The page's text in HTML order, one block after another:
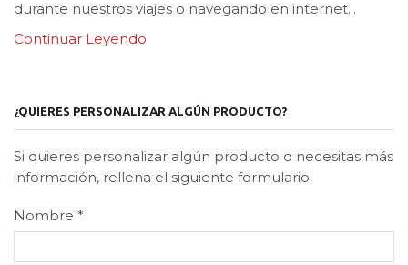
durante nuestros viajes o navegando en internet...
Continuar Leyendo
¿QUIERES PERSONALIZAR ALGÚN PRODUCTO?
Si quieres personalizar algún producto o necesitas más
información, rellena el siguiente formulario.
Nombre *